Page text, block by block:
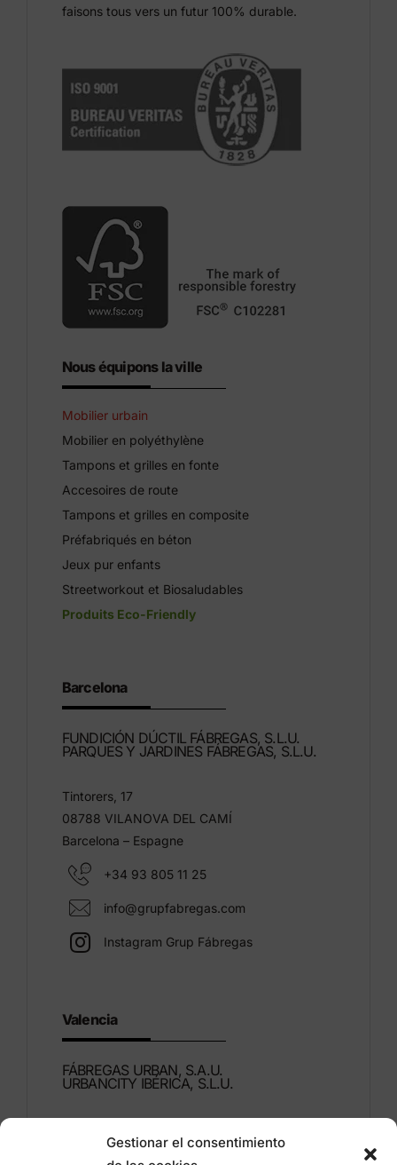
Gestionar el consentimiento
faisons tous vers un futur 100% durable.
Nous équipons la ville
Mobilier urbain
Mobilier en polyéthylène
Tampons et grilles en fonte
Accesoires de route
Tampons et grilles en composite
Préfabriqués en béton
Jeux pur enfants
Streetworkout et Biosaludables
Produits Eco-Friendly
Barcelona
FUNDICIÓN DÚCTIL FÁBREGAS, S.L.U.
PARQUES Y JARDINES FÁBREGAS, S.L.U.
Tintorers, 17
08788 VILANOVA DEL CAMÍ
Barcelona – Espagne
+34 93 805 11 25
info@grupfabregas.com
Instagram Grup Fábregas
Valencia
FÁBREGAS URBAN, S.A.U.
URBANCITY IBÉRICA, S.L.U.
46960 ALDAIA